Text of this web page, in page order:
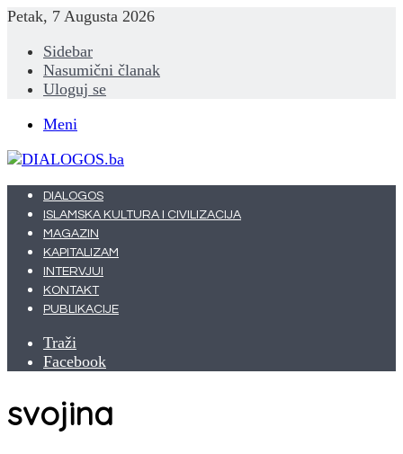
Petak, 7 Augusta 2026
Sidebar
Nasumični članak
Uloguj se
Meni
DIALOGOS
ISLAMSKA KULTURA I CIVILIZACIJA
MAGAZIN
KAPITALIZAM
INTERVJUI
KONTAKT
PUBLIKACIJE
Traži
Facebook
svojina